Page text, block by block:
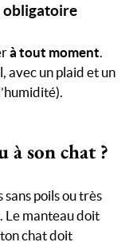
obligatoire
à tout moment
avec un plaid et un
à son chat ?
sans poils ou très
Le manteau doit
ton chat doit